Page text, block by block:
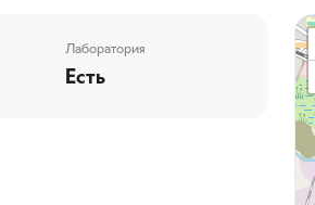
Лаборатория
Есть